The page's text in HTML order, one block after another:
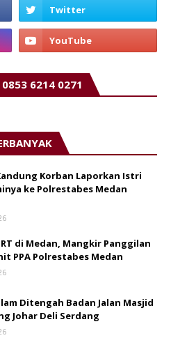
0853 6214 0271
Korban Laporkan Istri
ke Polrestabes Medan
di Medan, Mangkir Panggilan
PPA Polrestabes Medan
Ditengah Badan Jalan Masjid
Johar Deli Serdang